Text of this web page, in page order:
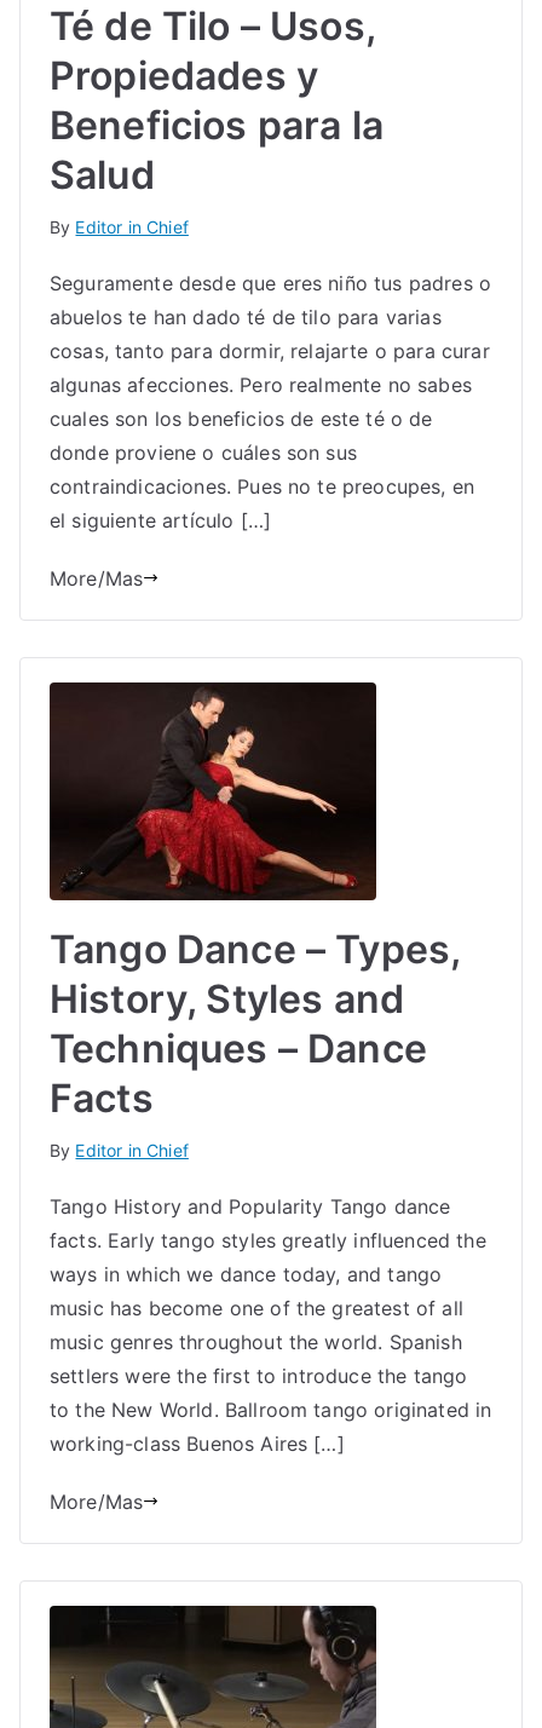
Té de Tilo – Usos,
Propiedades y
Beneficios para la
Salud
By Editor in Chief
Seguramente desde que eres niño tus padres o
abuelos te han dado té de tilo para varias
cosas, tanto para dormir, relajarte o para curar
algunas afecciones. Pero realmente no sabes
cuales son los beneficios de este té o de
donde proviene o cuáles son sus
contraindicaciones. Pues no te preocupes, en
el siguiente artículo […]
More/Mas
Tango Dance – Types,
History, Styles and
Techniques – Dance
Facts
By Editor in Chief
Tango History and Popularity Tango dance
facts. Early tango styles greatly influenced the
ways in which we dance today, and tango
music has become one of the greatest of all
music genres throughout the world. Spanish
settlers were the first to introduce the tango
to the New World. Ballroom tango originated in
working-class Buenos Aires […]
More/Mas